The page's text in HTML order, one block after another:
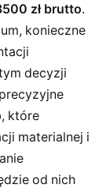
zł brutto.
konieczne
decyzji
które
materialnej i
od nich